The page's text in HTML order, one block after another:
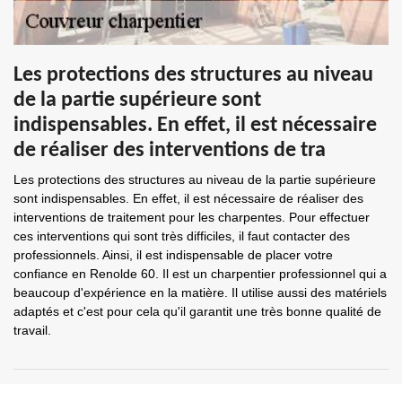
Les protections des structures au niveau
de la partie supérieure sont
indispensables. En effet, il est nécessaire
de réaliser des interventions de tra
Les protections des structures au niveau de la partie supérieure
sont indispensables. En effet, il est nécessaire de réaliser des
interventions de traitement pour les charpentes. Pour effectuer
ces interventions qui sont très difficiles, il faut contacter des
professionnels. Ainsi, il est indispensable de placer votre
confiance en Renolde 60. Il est un charpentier professionnel qui a
beaucoup d'expérience en la matière. Il utilise aussi des matériels
adaptés et c'est pour cela qu'il garantit une très bonne qualité de
travail.